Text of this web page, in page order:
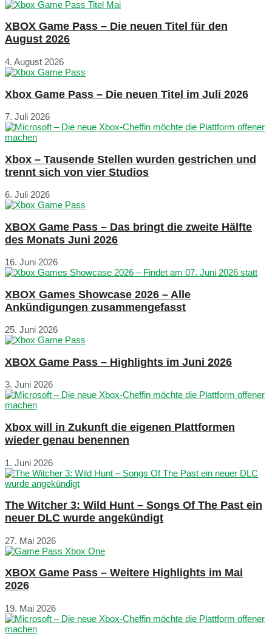
XBOX Game Pass – Die neuen Titel für den
August 2026
4. August 2026
Xbox Game Pass – Die neuen Titel im Juli 2026
7. Juli 2026
Xbox – Tausende Stellen wurden gestrichen und
trennt sich von vier Studios
6. Juli 2026
XBOX Game Pass – Das bringt die zweite Hälfte
des Monats Juni 2026
16. Juni 2026
XBOX Games Showcase 2026 – Alle
Ankündigungen zusammengefasst
25. Juni 2026
XBOX Game Pass – Highlights im Juni 2026
3. Juni 2026
Xbox will in Zukunft die eigenen Plattformen
wieder genau benennen
1. Juni 2026
The Witcher 3: Wild Hunt – Songs Of The Past ein
neuer DLC wurde angekündigt
27. Mai 2026
XBOX Game Pass – Weitere Highlights im Mai
2026
19. Mai 2026